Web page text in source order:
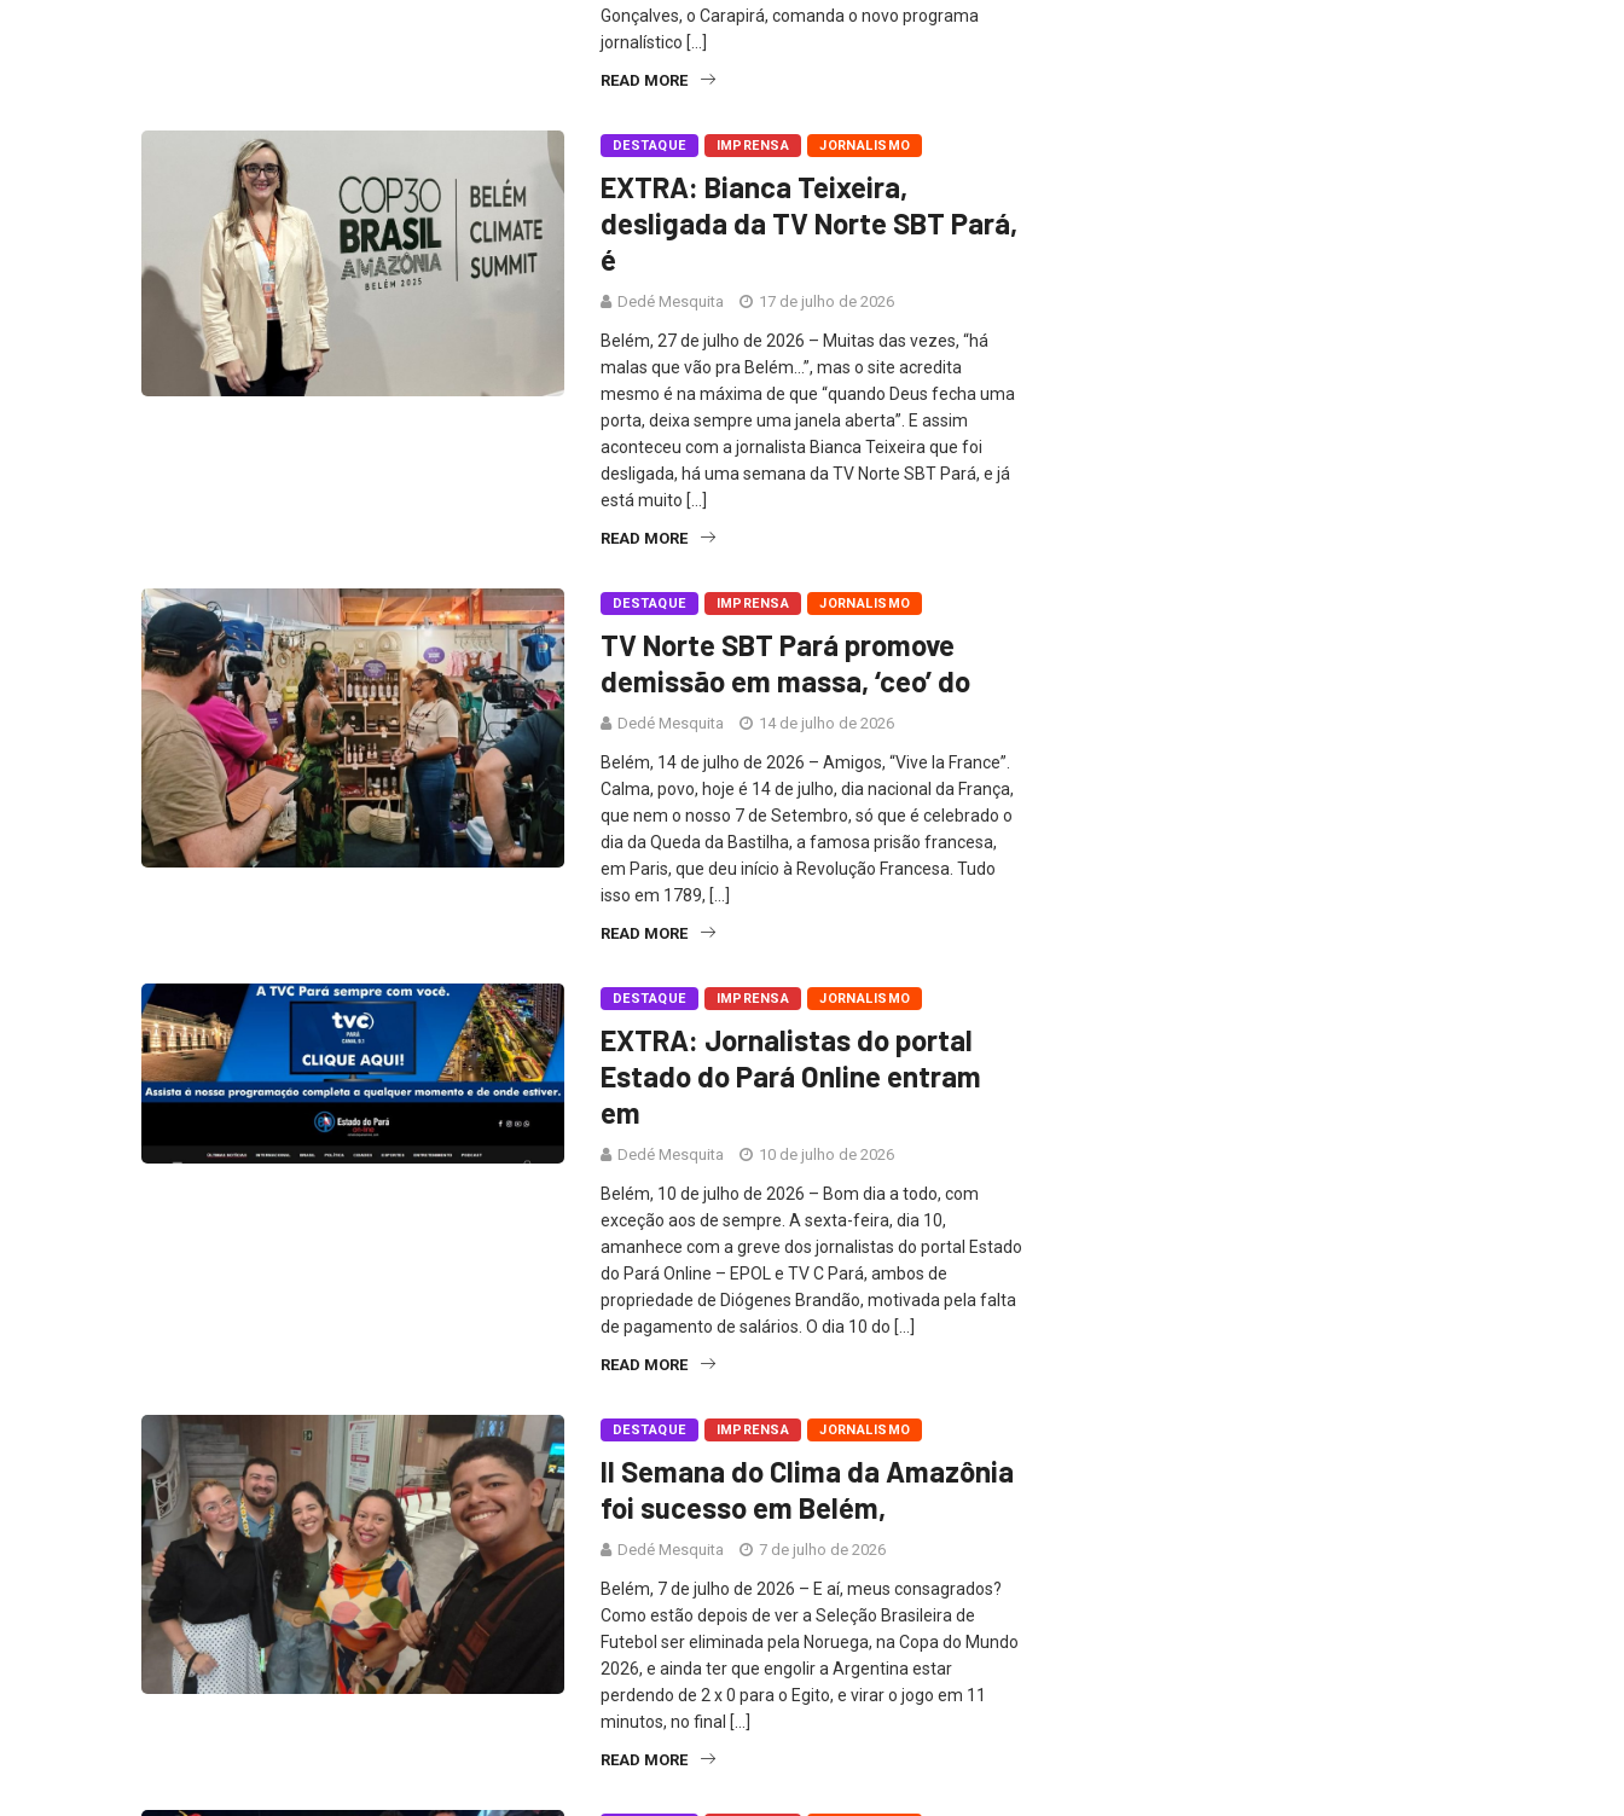
Gonçalves, o Carapirá, comanda o novo programa
jornalístico […]
READ MORE
DESTAQUE IMPRENSA JORNALISMO
EXTRA: Bianca Teixeira,
desligada da TV Norte SBT Pará,
é
Dedé Mesquita 17 de julho de 2026
Belém, 27 de julho de 2026 – Muitas das vezes, “há
malas que vão pra Belém…”, mas o site acredita
mesmo é na máxima de que “quando Deus fecha uma
porta, deixa sempre uma janela aberta”. E assim
aconteceu com a jornalista Bianca Teixeira que foi
desligada, há uma semana da TV Norte SBT Pará, e já
está muito […]
READ MORE
DESTAQUE IMPRENSA JORNALISMO
TV Norte SBT Pará promove
demissão em massa, ‘ceo’ do
Dedé Mesquita 14 de julho de 2026
Belém, 14 de julho de 2026 – Amigos, “Vive la France”.
Calma, povo, hoje é 14 de julho, dia nacional da França,
que nem o nosso 7 de Setembro, só que é celebrado o
dia da Queda da Bastilha, a famosa prisão francesa,
em Paris, que deu início à Revolução Francesa. Tudo
isso em 1789, […]
READ MORE
DESTAQUE IMPRENSA JORNALISMO
EXTRA: Jornalistas do portal
Estado do Pará Online entram
em
Dedé Mesquita 10 de julho de 2026
Belém, 10 de julho de 2026 – Bom dia a todo, com
exceção aos de sempre. A sexta-feira, dia 10,
amanhece com a greve dos jornalistas do portal Estado
do Pará Online – EPOL e TV C Pará, ambos de
propriedade de Diógenes Brandão, motivada pela falta
de pagamento de salários. O dia 10 do […]
READ MORE
DESTAQUE IMPRENSA JORNALISMO
II Semana do Clima da Amazônia
foi sucesso em Belém,
Dedé Mesquita 7 de julho de 2026
Belém, 7 de julho de 2026 – E aí, meus consagrados?
Como estão depois de ver a Seleção Brasileira de
Futebol ser eliminada pela Noruega, na Copa do Mundo
2026, e ainda ter que engolir a Argentina estar
perdendo de 2 x 0 para o Egito, e virar o jogo em 11
minutos, no final […]
READ MORE